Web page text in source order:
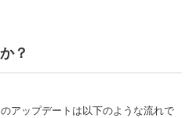
？
アップデートは以下のような流れで